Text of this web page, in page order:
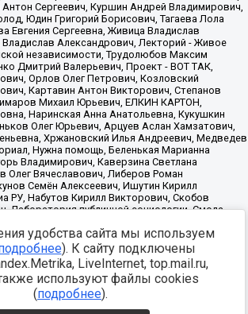
uploaded/files/reestr-
22-03-2024.pdfданные на22.03.2024
удобства сайта мы используем
). К сайту подключены
LiveInternet, top.mail.ru,
используют файлы cookies
(подробнее).